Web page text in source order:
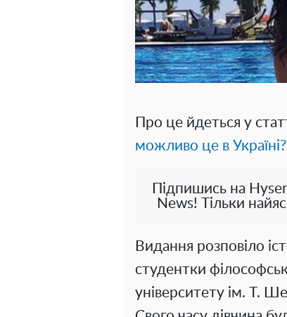
Про це йдеться у
можливо це в
Підпишись на
News! Тільки
Видання розповіло
студентки
університету ім. Т.